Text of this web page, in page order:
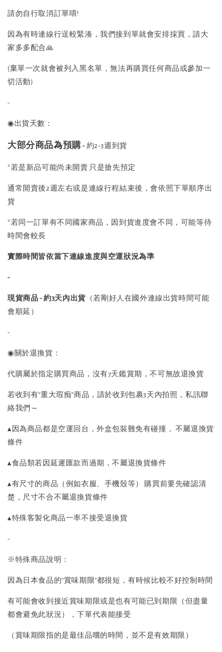
請勿自行取消訂單唷!
因為有時連線行逞較緊湊，我們接到單就會安排採買，請大
家多多配合🙏
(棄單一次就會被列入黑名單，無法再購買任何商品或參加一
切活動)
-
◉出貨天數：
大部分商品為預購 - 約2-3週到貨
*若是新品可能尚未開賣 只是搶先預定
通常開賣後2週左右或是連線行程結束後，會依照下單順序出
貨
*若同一訂單有不同國家商品，因到貨進度會不同，可能等待
時間會較長
實際時間皆依當下連線進度與空運狀況為準
-
現貨商品 - 約3天內出貨（若剛好人在國外連線出貨時間可能
會順延）
-
◉關於退換貨：
代購屬於指定購買商品，沒有7天鑑賞期，不可無故退換貨
若收到有“重大瑕痴”商品，請於收到包裹3天內拍照，私訊聯
絡我們～
▴因為商品都是空運回台，外盒包裝難免有碰撞， 不屬退換貨
條件
▴食品類若因延遲匯款而過期，不屬退換貨條件
▴有尺寸的商品（例如衣服、手機殼等） 購買前要先確認清
楚，尺寸不合不屬退換貨條件
▴特殊客製化商品一率不接受退換貨
-
※特殊商品說明：
因為日本食品的“賞味期限”都很短，有時候比較不好控制時間
有可能會收到接近賞味期限或是也有可能已到期限（但盡量
都會避免此狀況），下單代表能接受
（賞味期限指的是最佳品嚐的時間，並不是有效期限）